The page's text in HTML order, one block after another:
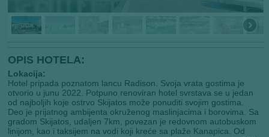
OPIS HOTELA:
Lokacija:
Hotel pripada poznatom lancu Radison. Svoja vrata gostima je
otvorio u junu 2022. Potpuno renoviran hotel svrstava se u jedan
od najboljih koje ostrvo Skijatos može ponuditi svojim gostima.
Deo je prijatnog ambijenta okruženog maslinjacima i borovima. Sa
gradom Skijatos, udaljen 7km, povezan je redovnom autobuskom
linijom, kao i taksijem na vodi koji kreće sa plaže Kanapica. Od